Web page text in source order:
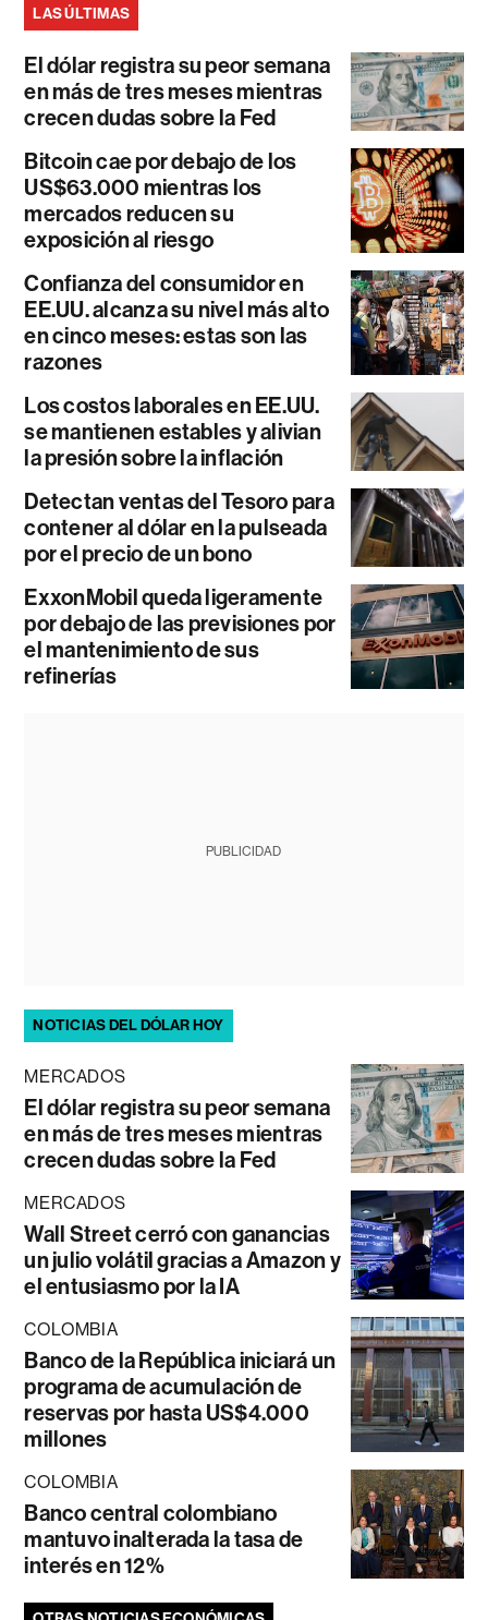
LAS ÚLTIMAS
El dólar registra su peor semana
en más de tres meses mientras
crecen dudas sobre la Fed
Bitcoin cae por debajo de los
US$63.000 mientras los
mercados reducen su
exposición al riesgo
Confianza del consumidor en
EE.UU. alcanza su nivel más alto
en cinco meses: estas son las
razones
Los costos laborales en EE.UU.
se mantienen estables y alivian
la presión sobre la inflación
Detectan ventas del Tesoro para
contener al dólar en la pulseada
por el precio de un bono
ExxonMobil queda ligeramente
por debajo de las previsiones por
el mantenimiento de sus
refinerías
PUBLICIDAD
NOTICIAS DEL DÓLAR HOY
MERCADOS
El dólar registra su peor semana
en más de tres meses mientras
crecen dudas sobre la Fed
MERCADOS
Wall Street cerró con ganancias
un julio volátil gracias a Amazon y
el entusiasmo por la IA
COLOMBIA
Banco de la República iniciará un
programa de acumulación de
reservas por hasta US$4.000
millones
COLOMBIA
Banco central colombiano
mantuvo inalterada la tasa de
interés en 12%